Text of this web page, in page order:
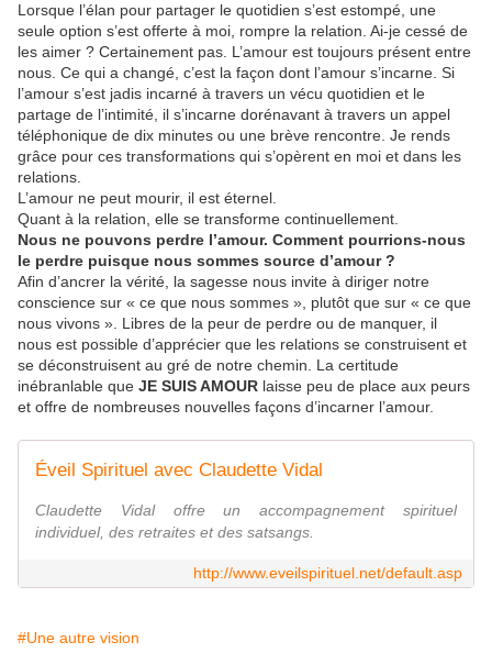
Lorsque l’élan pour partager le quotidien s’est estompé, une
seule option s’est offerte à moi, rompre la relation. Ai-je cessé de
les aimer ? Certainement pas. L’amour est toujours présent entre
nous. Ce qui a changé, c’est la façon dont l’amour s’incarne. Si
l’amour s’est jadis incarné à travers un vécu quotidien et le
partage de l’intimité, il s’incarne dorénavant à travers un appel
téléphonique de dix minutes ou une brève rencontre. Je rends
grâce pour ces transformations qui s’opèrent en moi et dans les
relations.
L’amour ne peut mourir, il est éternel.
Quant à la relation, elle se transforme continuellement.
Nous ne pouvons perdre l’amour. Comment pourrions-nous
le perdre puisque nous sommes source d’amour ?
Afin d’ancrer la vérité, la sagesse nous invite à diriger notre
conscience sur « ce que nous sommes », plutôt que sur « ce que
nous vivons ». Libres de la peur de perdre ou de manquer, il
nous est possible d’apprécier que les relations se construisent et
se déconstruisent au gré de notre chemin. La certitude
inébranlable que JE SUIS AMOUR laisse peu de place aux peurs
et offre de nombreuses nouvelles façons d’incarner l’amour.
Éveil Spirituel avec Claudette Vidal
Claudette Vidal offre un accompagnement spirituel
individuel, des retraites et des satsangs.
http://www.eveilspirituel.net/default.asp
#Une autre vision